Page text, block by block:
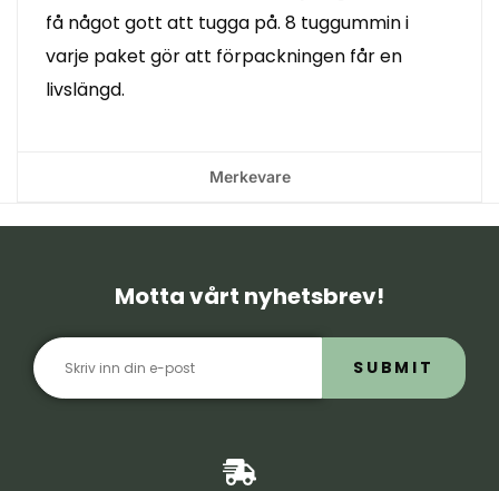
få något gott att tugga på. 8 tuggummin i
varje paket gör att förpackningen får en
livslängd.
Merkevare
Motta vårt nyhetsbrev!
SUBMIT